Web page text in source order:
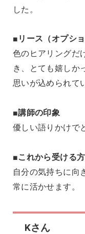
した。
■リース（オプシ
色のヒアリングだ
き、とても嬉しか
思いが込められて
■講師の印象
優しい語りかけで
■これから受ける
自分の気持ちに向
常に活かせます。
Kさん